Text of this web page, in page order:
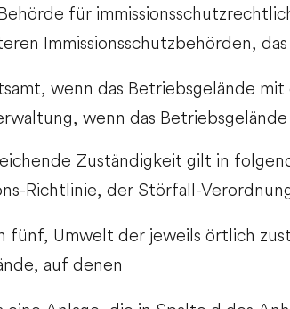
für
Immissionsschutzbehörden,
wenn das Betriebsgelände
wenn das
Zuständigkeit gilt in
Richtlinie, der Störfall-
fünf, Umwelt der jeweils örtlich
auf denen